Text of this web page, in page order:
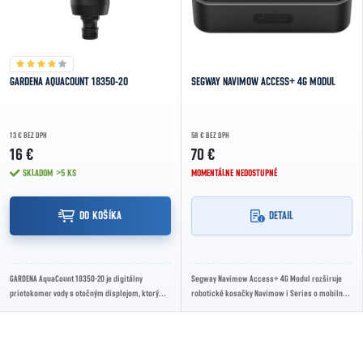
GARDENA AQUACOUNT 18350-20
13 € BEZ DPH
16 €
SKLADOM >5 KS
DO KOŠÍKA
GARDENA AquaCount 18350-20 je digitálny
prietokomer vody s otočným displejom, ktorý
SEGWAY NAVIMOW ACCESS+ 4G MODUL
58 € BEZ DPH
70 €
MOMENTÁLNE NEDOSTUPNÉ
DETAIL
Segway Navimow Access+ 4G Modul rozširuje
robotické kosačky Navimow i Series o mobilné